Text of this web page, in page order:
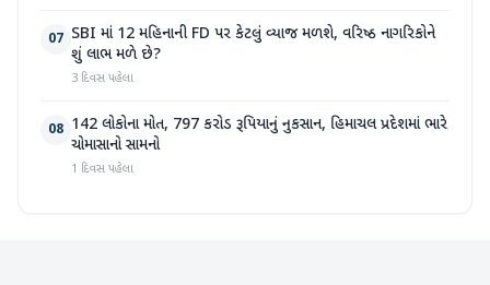
07 SBI માં 12 મહિનાની FD પર કેટલું વ્યાજ મળશે, વરિષ્ઠ નાગરિકોને
શું લાભ મળે છે?
3 દિવસ પહેલા
08 142 લોકોના મોત, 797 કરોડ રૂપિયાનું નુકસાન, હિમાચલ પ્રદેશમાં ભારે
ચોમાસાનો સામનો
1 દિવસ પહેલા